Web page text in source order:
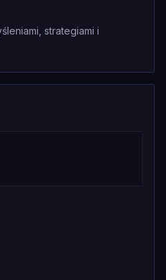
strategiami i